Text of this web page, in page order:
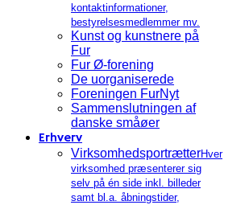
kontaktinformationer,
bestyrelsesmedlemmer mv.
Kunst og kunstnere på
Fur
Fur Ø-forening
De uorganiserede
Foreningen FurNyt
Sammenslutningen af
danske småøer
Erhverv
VirksomhedsportrætterHver
virksomhed præsenterer sig
selv på én side inkl. billeder
samt bl.a. åbningstider,